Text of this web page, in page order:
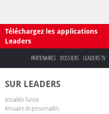
Téléchargez les applications
Leaders
PARTENAIRES DOSSIERS LEADERS TV
SUR LEADERS
Actualités Tunisie
Annuaire de personnalités